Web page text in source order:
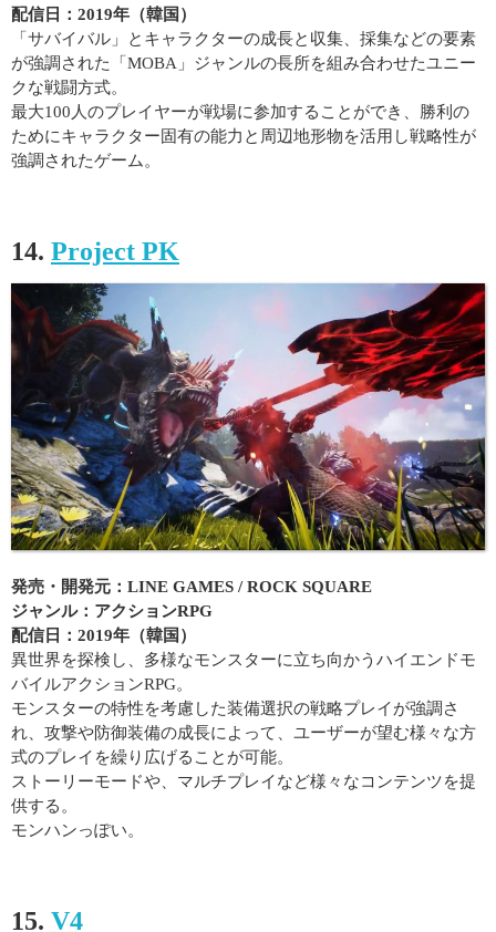
配信日：2019年（韓国）
「サバイバル」とキャラクターの成長と収集、採集などの要素
が強調された「MOBA」ジャンルの長所を組み合わせたユニー
クな戦闘方式。
最大100人のプレイヤーが戦場に参加することができ、勝利の
ためにキャラクター固有の能力と周辺地形物を活用し戦略性が
強調されたゲーム。
14. Project PK
発売・開発元：LINE GAMES / ROCK SQUARE
ジャンル：アクションRPG
配信日：2019年（韓国）
異世界を探検し、多様なモンスターに立ち向かうハイエンドモ
バイルアクションRPG。
モンスターの特性を考慮した装備選択の戦略プレイが強調さ
れ、攻撃や防御装備の成長によって、ユーザーが望む様々な方
式のプレイを繰り広げることが可能。
ストーリーモードや、マルチプレイなど様々なコンテンツを提
供する。
モンハンっぽい。
15. V4